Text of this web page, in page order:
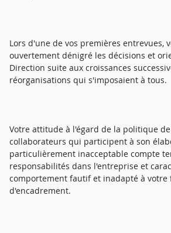
Lors d'une de vos premières entrevues,
ouvertement dénigré les décisions et
Direction suite aux croissances
réorganisations qui s'imposaient à tous.
Votre attitude à l'égard de la politique
collaborateurs qui participent à son
particulièrement inacceptable compte
responsabilités dans l'entreprise et
comportement fautif et inadapté à votre
d'encadrement.